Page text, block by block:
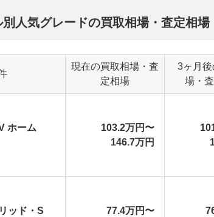
人気グレードの買取相場・査定相場
現在の買取相場・査
定相場
3ヶ月
場・
ホーム
103.2万円〜
146.7万円
ッド・S
77.4万円〜